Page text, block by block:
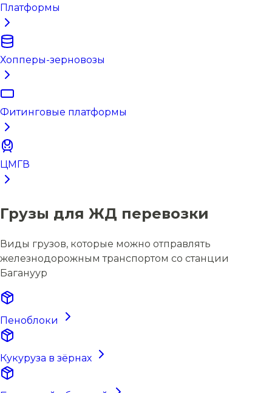
Платформы
Хопперы-зерновозы
Фитинговые платформы
ЦМГВ
Грузы для ЖД перевозки
Виды грузов, которые можно отправлять
железнодорожным транспортом со станции
Багануур
Пеноблоки
Кукуруза в зёрнах